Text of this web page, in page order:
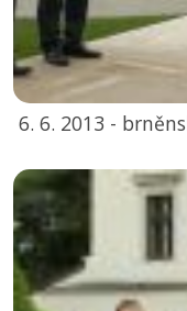
6. 6. 2013 -